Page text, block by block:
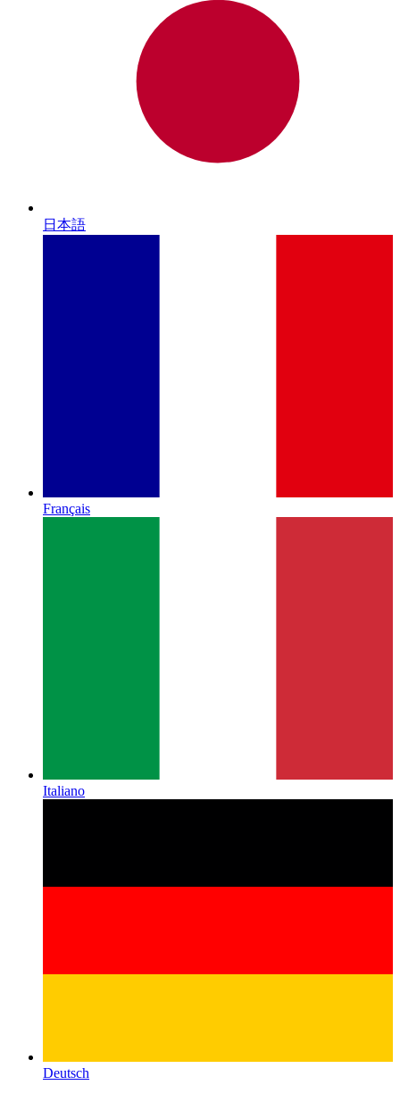
日本語
Français
Italiano
Deutsch